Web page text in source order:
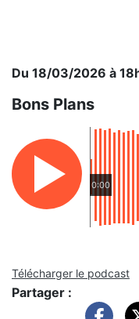
Du 18/03/2026 à
Bons Plans
0:00
Télécharger le podcast
Partager :